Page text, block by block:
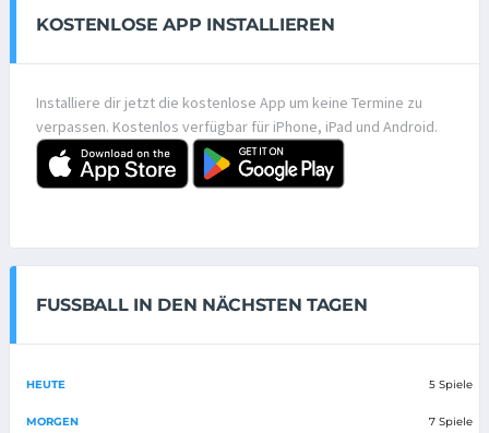
KOSTENLOSE APP INSTALLIEREN
Installiere dir jetzt die kostenlose App um keine Termine zu
verpassen. Kostenlos verfügbar für iPhone, iPad und Android.
FUSSBALL IN DEN NÄCHSTEN TAGEN
HEUTE 5 Spiele
MORGEN 7 Spiele